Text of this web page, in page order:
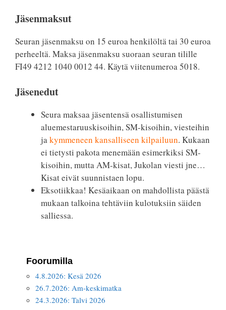
Jäsenmaksut
Seuran jäsenmaksu on 15 euroa henkilöltä tai 30 euroa
perheeltä. Maksa jäsenmaksu suoraan seuran tilille
FI49 4212 1040 0012 44. Käytä viitenumeroa 5018.
Jäsenedut
Seura maksaa jäsentensä osallistumisen
aluemestaruuskisoihin, SM-kisoihin, viesteihin
ja kymmeneen kansalliseen kilpailuun. Kukaan
ei tietysti pakota menemään esimerkiksi SM-
kisoihin, mutta AM-kisat, Jukolan viesti jne…
Kisat eivät suunnistaen lopu.
Eksotiikkaa! Kesäaikaan on mahdollista päästä
mukaan talkoina tehtäviin kulotuksiin säiden
salliessa.
Foorumilla
4.8.2026: Kesä 2026
26.7.2026: Am-keskimatka
24.3.2026: Talvi 2026